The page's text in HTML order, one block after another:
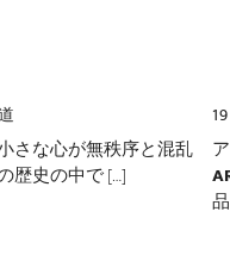
さな心が無秩序と混乱
歴史の中で […]